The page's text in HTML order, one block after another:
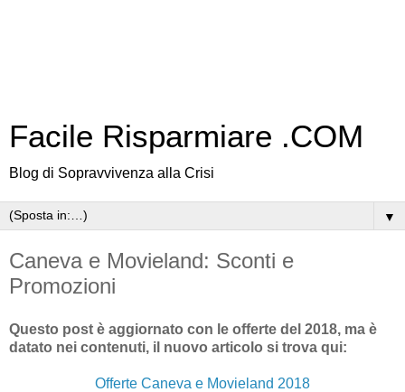
Facile Risparmiare .COM
Blog di Sopravvivenza alla Crisi
▼
Caneva e Movieland: Sconti e
Promozioni
Questo post è aggiornato con le offerte del 2018, ma è
datato nei contenuti, il nuovo articolo si trova qui:
Offerte Caneva e Movieland 2018